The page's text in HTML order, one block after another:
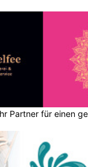
Partner für einen